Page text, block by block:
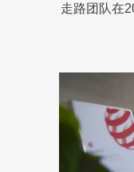
走路团队在